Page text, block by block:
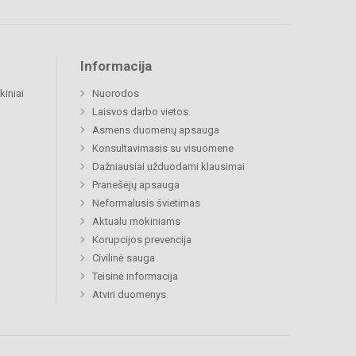
Informacija
Nuorodos
Laisvos darbo vietos
Asmens duomenų apsauga
Konsultavimasis su visuomene
Dažniausiai užduodami klausimai
Pranešėjų apsauga
Neformalusis švietimas
Aktualu mokiniams
Korupcijos prevencija
Civilinė sauga
Teisinė informacija
Atviri duomenys